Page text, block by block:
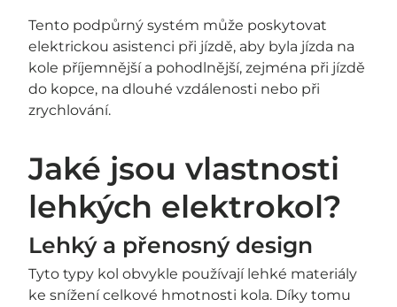
Tento podpůrný systém může poskytovat
elektrickou asistenci při jízdě, aby byla jízda na
kole příjemnější a pohodlnější, zejména při jízdě
do kopce, na dlouhé vzdálenosti nebo při
zrychlování.
Jaké jsou vlastnosti
lehkých elektrokol?
Lehký a přenosný design
Tyto typy kol obvykle používají lehké materiály
ke snížení celkové hmotnosti kola. Díky tomu